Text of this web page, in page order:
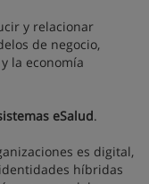
y relacionar
de negocio,
la economía
eSalud.
es digital,
híbridas